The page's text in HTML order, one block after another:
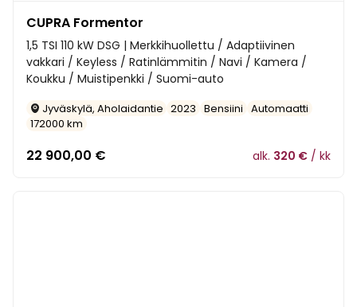
CUPRA Formentor
1,5 TSI 110 kW DSG | Merkkihuollettu / Adaptiivinen
vakkari / Keyless / Ratinlämmitin / Navi / Kamera /
Koukku / Muistipenkki / Suomi-auto
Jyväskylä, Aholaidantie 2023 Bensiini Automaatti
172000 km
22 900,00 € alk. 320 € / kk